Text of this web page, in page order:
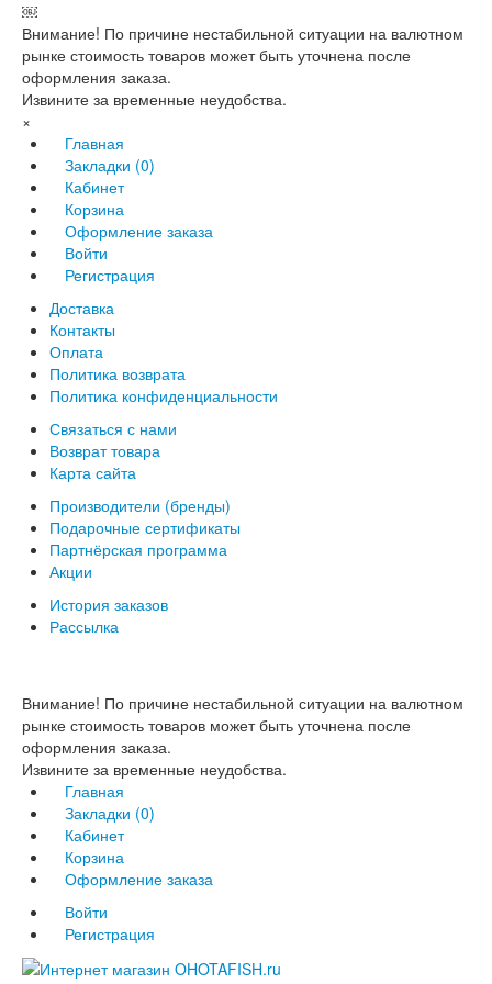
￼
Внимание! По причине нестабильной ситуации на валютном
рынке стоимость товаров может быть уточнена после
оформления заказа.
Извините за временные неудобства.
×
Главная
Закладки (0)
Кабинет
Корзина
Оформление заказа
Войти
Регистрация
Доставка
Контакты
Оплата
Политика возврата
Политика конфиденциальности
Связаться с нами
Возврат товара
Карта сайта
Производители (бренды)
Подарочные сертификаты
Партнёрская программа
Акции
История заказов
Рассылка
Внимание! По причине нестабильной ситуации на валютном
рынке стоимость товаров может быть уточнена после
оформления заказа.
Извините за временные неудобства.
Главная
Закладки (0)
Кабинет
Корзина
Оформление заказа
Войти
Регистрация